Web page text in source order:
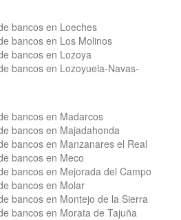
bancos en Loeches
bancos en Los Molinos
bancos en Lozoya
bancos en Lozoyuela-Navas-
bancos en Madarcos
bancos en Majadahonda
bancos en Manzanares el Real
bancos en Meco
bancos en Mejorada del Campo
bancos en Molar
bancos en Montejo de la Sierra
bancos en Morata de Tajuña